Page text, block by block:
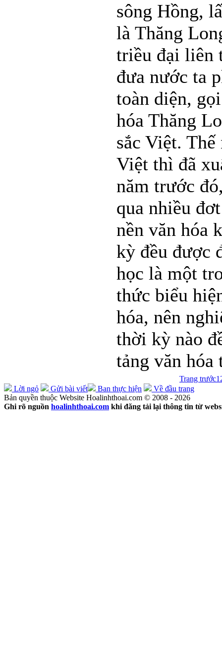
sông Hồng,
là Thăng
triều đại liên
đưa nước ta
toàn diện,
hóa Thăng
sắc Việt.
Việt thì đã
năm trước
qua nhiều
nền văn hóa
kỳ đều được
học là một
thức biểu
hóa, nên
thời kỳ nào
tảng văn
Trang trước1
Lời ngỏ
Gửi bài viết Ban thực hiện
Về đầu trang
Bản quyền thuộc Website Hoalinhthoai.com © 2008 - 2026
Ghi rõ nguồn hoalinhthoai.com khi đăng tải lại thông tin từ